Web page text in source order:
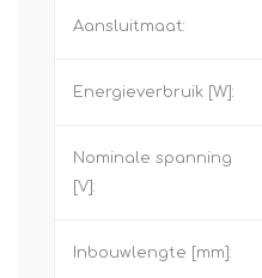
Aansluitmaat:
Energieverbruik [W]:
Nominale spanning
[V]:
Inbouwlengte [mm]: